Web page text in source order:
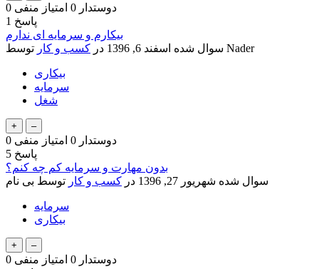
0 دوستدار 0 امتیاز منفی
1 پاسخ
بیکارم و سرمایه ای ندارم
سوال شده اسفند 6, 1396 در کسب و کار Nader
بیکاری
سرمایه
شغل
0 دوستدار 0 امتیاز منفی
5 پاسخ
بدون مهارت و سرمایه کم چه کنم؟
سوال شده شهریور 27, 1396 در کسب و کار توسط بی نام
سرمایه
بیکاری
0 دوستدار 0 امتیاز منفی